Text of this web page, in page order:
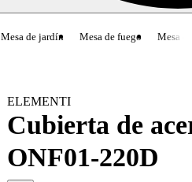
Mesa de jardín Mesa de fuego Mesa
ELEMENTI
Cubierta de
ONF01-220D